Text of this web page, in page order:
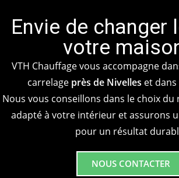
Envie de changer
votre
VTH Chauffage vous accompagne
carrelage près de Nivelles et
Nous vous conseillons dans le choix
adapté à votre intérieur et assurons
pour un résultat
NOUS CONTACTER